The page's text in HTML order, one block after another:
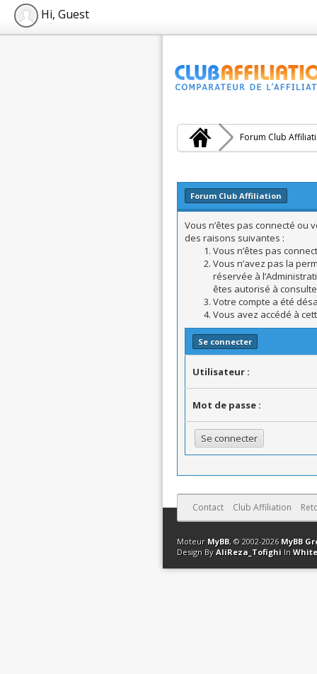
Hi, Guest
Forum Club
Forum Club Affiliation
Vous n’êtes pas connecté ou
des raisons suivantes :
Vous n’êtes pas
Vous n’avez pas la
réservée à
êtes autorisé à
Votre compte a été
Vous avez accédé à
Se connecter
Utilisateur :
Mot de passe :
Contact Club Affiliation
Moteur MyBB, © 2002-2026 MyBB
Design By AliReza_Tofighi In